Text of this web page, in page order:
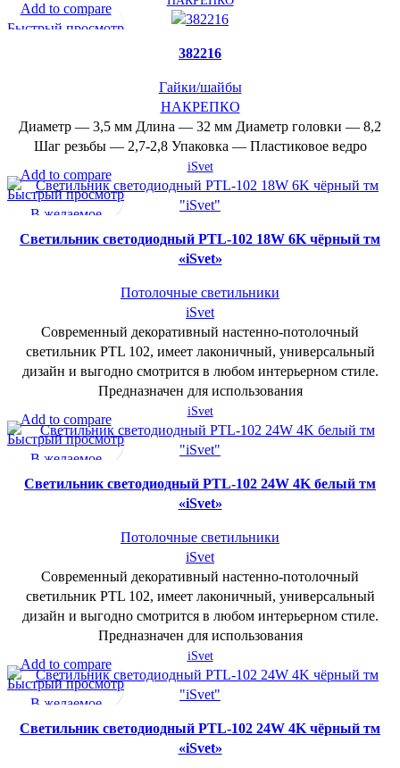
Add to compare
Быстрый просмотр
382216
Гайки/шайбы
НАКРЕПКО
Диаметр — 3,5 мм Длина — 32 мм Диаметр головки — 8,2
Шаг резьбы — 2,7-2,8 Упаковка — Пластиковое ведро
iSvet
Add to compare
Быстрый просмотр
В желаемое
Cветильник светодиодный PTL-102 18W 6K чёрный тм
«iSvet»
Потолочные светильники
iSvet
Современный декоративный настенно-потолочный
светильник PTL 102, имеет лаконичный, универсальный
дизайн и выгодно смотрится в любом интерьерном стиле.
Предназначен для использования
iSvet
Add to compare
Быстрый просмотр
В желаемое
Cветильник светодиодный PTL-102 24W 4K белый тм
«iSvet»
Потолочные светильники
iSvet
Современный декоративный настенно-потолочный
светильник PTL 102, имеет лаконичный, универсальный
дизайн и выгодно смотрится в любом интерьерном стиле.
Предназначен для использования
iSvet
Add to compare
Быстрый просмотр
В желаемое
Cветильник светодиодный PTL-102 24W 4K чёрный тм
«iSvet»